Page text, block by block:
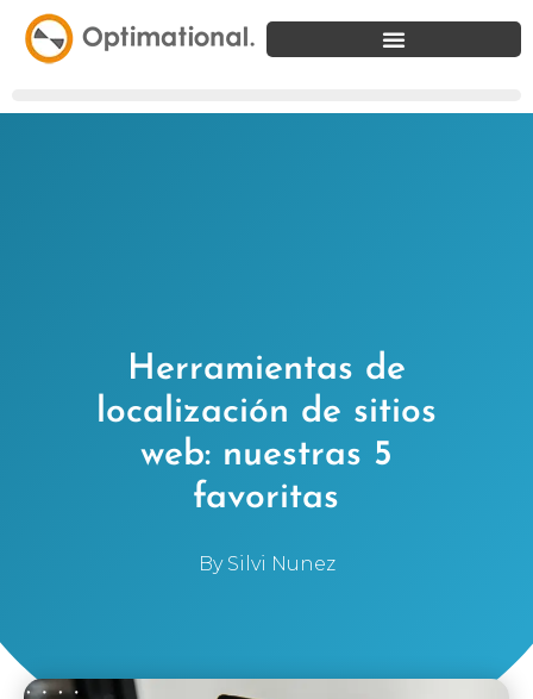
Herramientas de
localización de sitios
web: nuestras 5
favoritas
BySilvi Nunez